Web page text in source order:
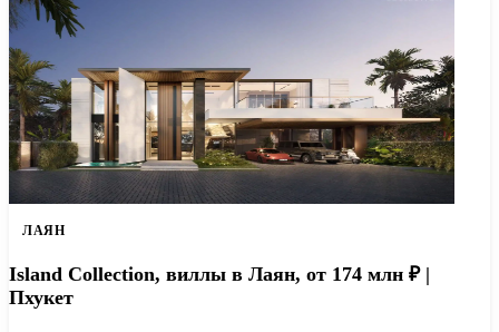
ЛАЯН
Island Collection, виллы в Лаян, от 174 млн ₽ |
Пхукет